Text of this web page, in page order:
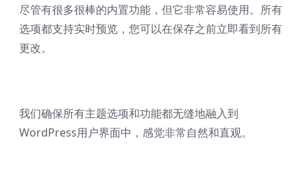
尽管有很多很棒的内置功能，但它非常容易使用。所有
选项都支持实时预览，您可以在保存之前立即看到所有
更改。
我们确保所有主题选项和功能都无缝地融入到
WordPress用户界面中，感觉非常自然和直观。